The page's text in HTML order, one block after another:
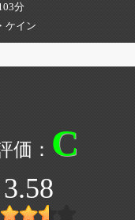
分
ケイン
C
3.58